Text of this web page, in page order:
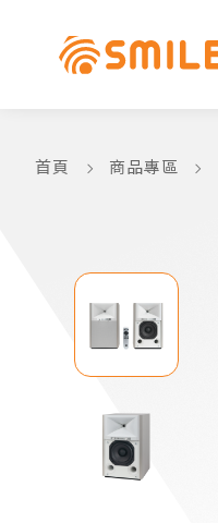
首頁 商品專區